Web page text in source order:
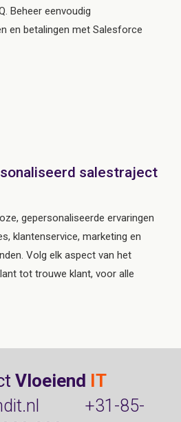
Beheer eenvoudig
en betalingen met Salesforce
salestraject
gepersonaliseerde ervaringen
klantenservice, marketing en
Volg elk aspect van het
tot trouwe klant, voor alle
Vloeiend IT
+31-85-